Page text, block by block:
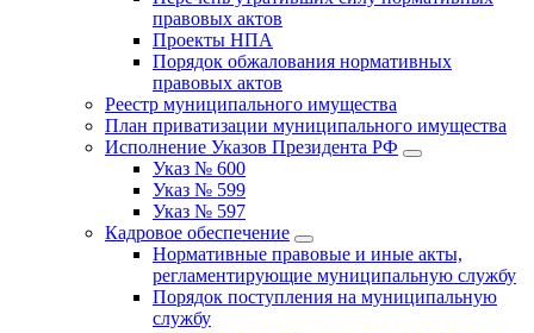
правовых актов
Проекты НПА
Порядок обжалования нормативных
правовых актов
Реестр муниципального имущества
План приватизации муниципального имущества
Исполнение Указов Президента РФ
Указ № 600
Указ № 599
Указ № 597
Кадровое обеспечение
Нормативные правовые и иные акты,
регламентирующие муниципальную службу
Порядок поступления на муниципальную
службу